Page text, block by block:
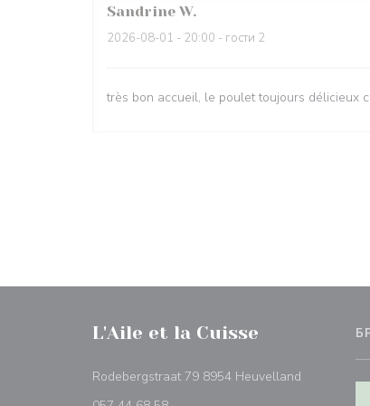
Sandrine W
2026-08-01 - 20:00 - гости 2
très bon accueil, le poulet toujours délicieux
L'Aile et la Cuisse
Rodebergstraat 79 8954 Heuvelland